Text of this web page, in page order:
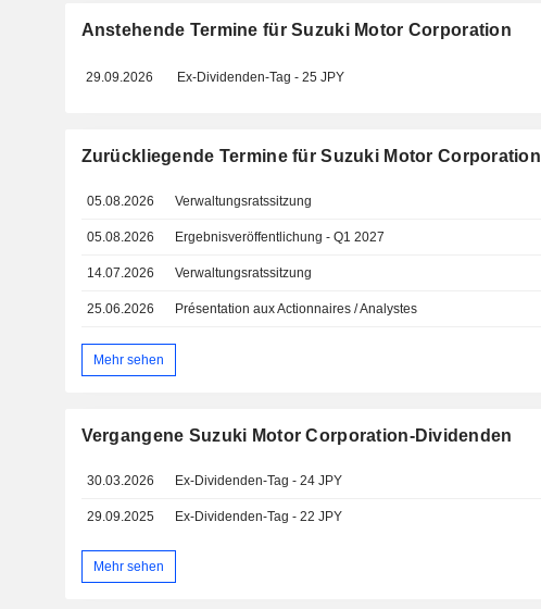
Anstehende Termine für Suzuki Motor Corporation
29.09.2026 Ex-Dividenden-Tag - 25 JPY
Zurückliegende Termine für Suzuki Motor Corporation
05.08.2026 Verwaltungsratssitzung
05.08.2026 Ergebnisveröffentlichung - Q1 2027
14.07.2026 Verwaltungsratssitzung
25.06.2026 Présentation aux Actionnaires / Analystes
Mehr sehen
Vergangene Suzuki Motor Corporation-Dividenden
30.03.2026 Ex-Dividenden-Tag - 24 JPY
29.09.2025 Ex-Dividenden-Tag - 22 JPY
Mehr sehen